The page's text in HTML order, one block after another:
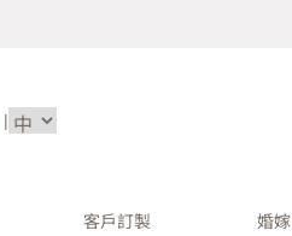
|
客戶訂製 婚嫁